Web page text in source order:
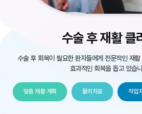
수술 후 재활 클
수술 후 회복이 필요한 환자들에게 전문적인 재
효과적인 회복을 돕고 있습
맞춤 재활 계획 물리치료 작업